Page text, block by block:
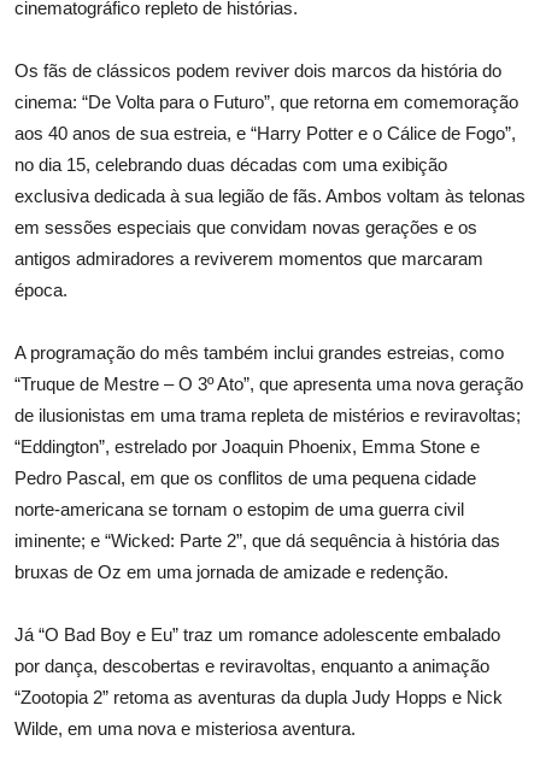
cinematográfico repleto de histórias.
Os fãs de clássicos podem reviver dois marcos da história do
cinema: “De Volta para o Futuro”, que retorna em comemoração
aos 40 anos de sua estreia, e “Harry Potter e o Cálice de Fogo”,
no dia 15, celebrando duas décadas com uma exibição
exclusiva dedicada à sua legião de fãs. Ambos voltam às telonas
em sessões especiais que convidam novas gerações e os
antigos admiradores a reviverem momentos que marcaram
época.
A programação do mês também inclui grandes estreias, como
“Truque de Mestre – O 3º Ato”, que apresenta uma nova geração
de ilusionistas em uma trama repleta de mistérios e reviravoltas;
“Eddington”, estrelado por Joaquin Phoenix, Emma Stone e
Pedro Pascal, em que os conflitos de uma pequena cidade
norte-americana se tornam o estopim de uma guerra civil
iminente; e “Wicked: Parte 2”, que dá sequência à história das
bruxas de Oz em uma jornada de amizade e redenção.
Já “O Bad Boy e Eu” traz um romance adolescente embalado
por dança, descobertas e reviravoltas, enquanto a animação
“Zootopia 2” retoma as aventuras da dupla Judy Hopps e Nick
Wilde, em uma nova e misteriosa aventura.